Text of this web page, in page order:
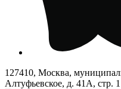
127410, Москва,
Алтуфьевское, д. 41А, стр. 1